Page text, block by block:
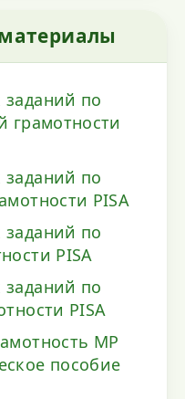
по
грамотности
по
PISA
по
PISA
по
PISA
МР
пособие